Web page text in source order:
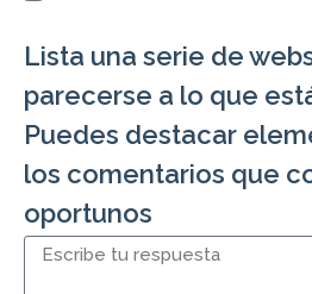
Lista una serie de
parecerse a lo que
Puedes destacar
los comentarios que
oportunos